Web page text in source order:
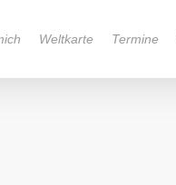
Weltkarte Termine